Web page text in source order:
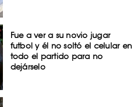
Fue a ver a su novio jugar
futbol y él no soltó el celular en
todo el partido para no
dejárselo